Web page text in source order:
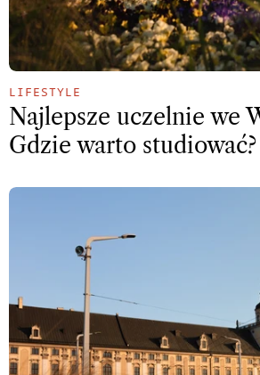
LIFESTYLE
Najlepsze uczelnie we
Gdzie warto studiować?